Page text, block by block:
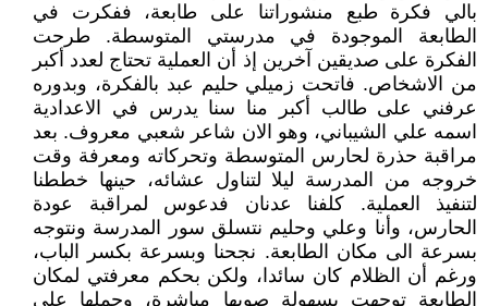
بالي فكرة طبع منشوراتنا على طابعة، ففكرت في
الطابعة الموجودة في مدرستي المتوسطة. طرحت
الفكرة على صديقين آخرين إذ أن العملية تحتاج لعدد أكبر
من الاشخاص. فاتحت زميلي حليم عبد بالفكرة، وبدوره
عرفني على طالب أكبر منا سنا يدرس في الاعدادية
اسمه علي الشيباني، وهو الان شاعر شعبي معروف. بعد
مراقبة حذرة لحارس المتوسطة وتحركاته ومعرفة وقت
خروجه من المدرسة ليلا لتناول عشائه، حينها خططنا
لتنفيذ العملية. كلفنا عدنان فدعوس لمراقبة عودة
الحارس، وأنا وعلي وحليم نتسلق سور المدرسة ونتوجه
بسرعة الى مكان الطابعة. نجحنا وبسرعة بكسر الباب،
ورغم أن الظلام كان سائدا، ولكن بحكم معرفتي لمكان
الطابعة توجهت بسهولة صوبها مباشرة، وحملها علي